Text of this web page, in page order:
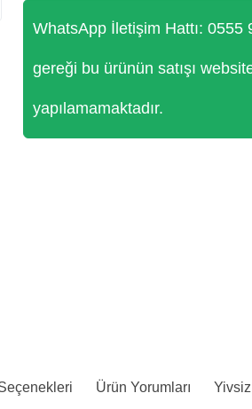
WhatsApp İletişim Hattı: 0555
gereği bu ürünün satışı
yapılamamaktadır.
Ürün Yorumları